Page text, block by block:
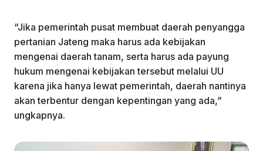
“Jika pemerintah pusat membuat daerah penyangga
pertanian Jateng maka harus ada kebijakan
mengenai daerah tanam, serta harus ada payung
hukum mengenai kebijakan tersebut melalui UU
karena jika hanya lewat pemerintah, daerah nantinya
akan terbentur dengan kepentingan yang ada,”
ungkapnya.